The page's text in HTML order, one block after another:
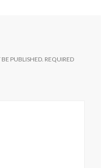
PUBLISHED. REQUIRED